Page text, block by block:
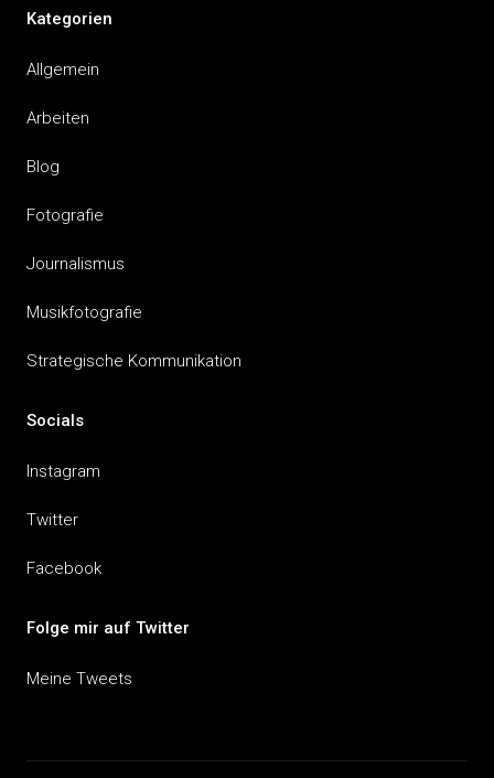
Kategorien
Allgemein
Arbeiten
Blog
Fotografie
Journalismus
Musikfotografie
Strategische Kommunikation
Socials
Instagram
Twitter
Facebook
Folge mir auf Twitter
Meine Tweets